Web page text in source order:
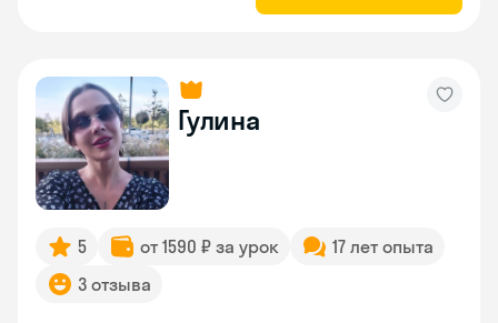
Гулина
5 от 1590 ₽ за урок
17 лет опыта
3 отзыва